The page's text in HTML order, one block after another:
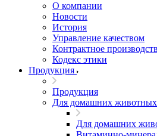
О компании
Новости
История
Управление качеством
Контрактное
Кодекс этики
Продукция
Продукция
Для домашних животных
Для домашних